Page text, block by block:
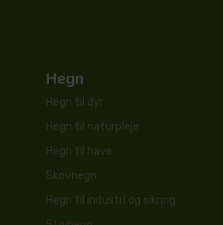
Hegn
Hegn til dyr
Hegn til naturpleje
Hegn til have
Skovhegn
Hegn til industri og sikring